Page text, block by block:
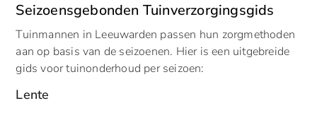
Seizoensgebonden Tuinverzorgingsgids
Tuinmannen in Leeuwarden passen hun zorgmethoden
aan op basis van de seizoenen. Hier is een uitgebreide
gids voor tuinonderhoud per seizoen:
Lente